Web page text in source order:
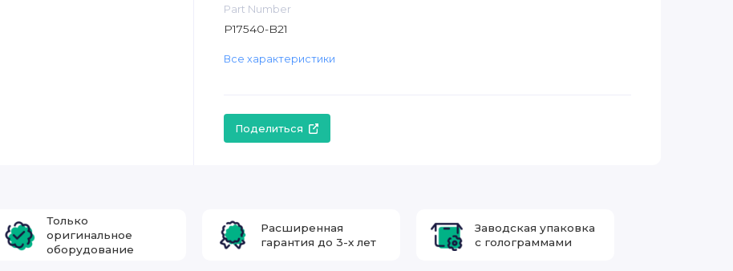
Part Number
P17540-B21
Все характеристики
Поделиться
Только
оригинальное
оборудование
Расширенная
гарантия до 3-х лет
Заводская упаковка
с голограммами